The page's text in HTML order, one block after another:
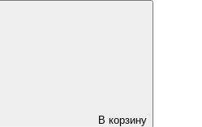
В корзину